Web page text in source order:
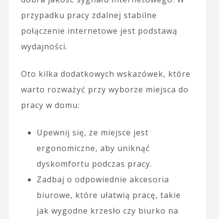
przypadku pracy zdalnej stabilne
połączenie internetowe jest podstawą
wydajności.
Oto kilka dodatkowych wskazówek, które
warto rozważyć przy wyborze miejsca do
pracy w domu:
Upewnij się, że miejsce jest
ergonomiczne, aby uniknąć
dyskomfortu podczas pracy.
Zadbaj o odpowiednie akcesoria
biurowe, które ułatwią pracę, takie
jak wygodne krzesło czy biurko na